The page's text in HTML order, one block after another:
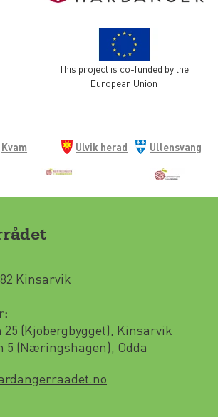
This project is co-funded by the
European Union
Kvam
Ulvik herad
Ullensvang
Kinsarvik
(Kjobergbygget), Kinsarvik
5 (Næringshagen), Odda